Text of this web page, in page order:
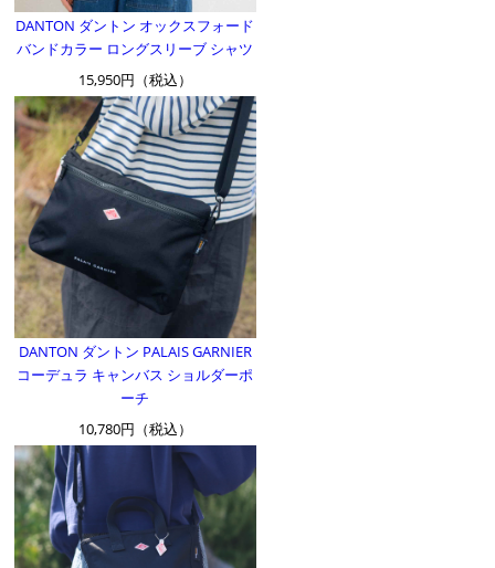
DANTON ダントン オックスフォード
バンドカラー ロングスリーブ シャツ
15,950円（税込）
DANTON ダントン PALAIS GARNIER
コーデュラ キャンバス ショルダーポ
ーチ
10,780円（税込）